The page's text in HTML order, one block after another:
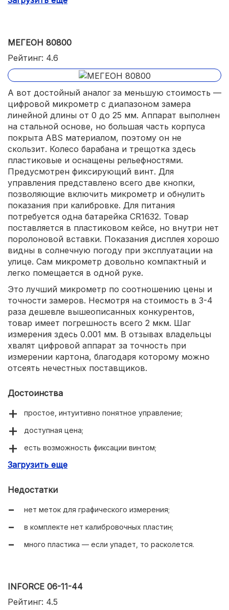
МЕГЕОН 80800
Рейтинг: 4.6
А вот достойный аналог за меньшую стоимость —
цифровой микрометр с диапазоном замера
линейной длины от 0 до 25 мм. Аппарат выполнен
на стальной основе, но большая часть корпуса
покрыта ABS материалом, поэтому он не
скользит. Колесо барабана и трещотка здесь
пластиковые и оснащены рельефностями.
Предусмотрен фиксирующий винт. Для
управления представлено всего две кнопки,
позволяющие включить микрометр и обнулить
показания при калибровке. Для питания
потребуется одна батарейка CR1632. Товар
поставляется в пластиковом кейсе, но внутри нет
поролоновой вставки. Показания дисплея хорошо
видны в солнечную погоду при эксплуатации на
улице. Сам микрометр довольно компактный и
легко помещается в одной руке.
Это лучший микрометр по соотношению цены и
точности замеров. Несмотря на стоимость в 3-4
раза дешевле вышеописанных конкурентов,
товар имеет погрешность всего 2 мкм. Шаг
измерения здесь 0.001 мм. В отзывах владельцы
хвалят цифровой аппарат за точность при
измерении картона, благодаря которому можно
отсеять нечестных поставщиков.
Достоинства
простое, интуитивно понятное управление;
доступная цена;
есть возможность фиксации винтом;
элементарная установка ноля.
Загрузить еще
Недостатки
нет меток для графического измерения;
в комплекте нет калибровочных пластин;
много пластика — если упадет, то расколется.
INFORCE 06-11-44
Рейтинг: 4.5